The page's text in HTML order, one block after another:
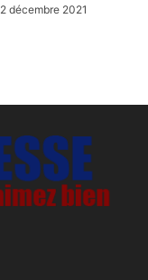
2 décembre 2021